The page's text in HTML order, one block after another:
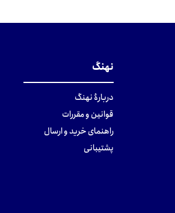
نهنگ
دربارهٔ نهنگ
قوانین و مقررات
راهنمای خرید و ارسال
پشتیبانی